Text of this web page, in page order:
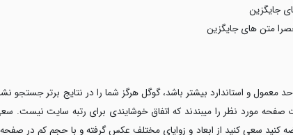
صفحه مورد نظر را میبندند که اتفاق خوشایندی برای رتبه سایت نیست.
کنید سعی کنید از ابعاد و زوایای مختلف عکس گرفته و با حجم کم در